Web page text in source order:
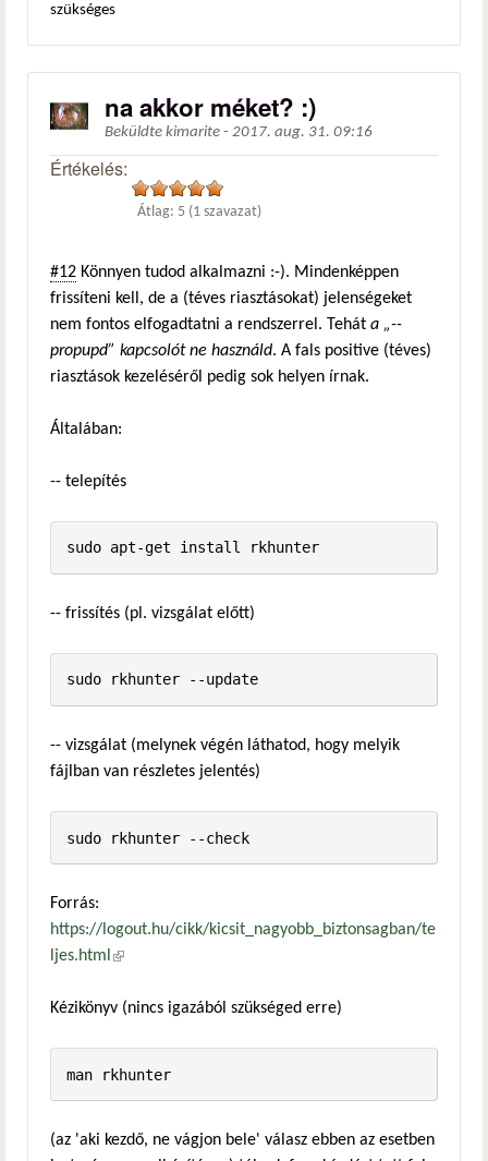
szükséges
na akkor méket? :)
Beküldte kimarite - 2017. aug. 31. 09:16
Értékelés:
Átlag: 5 (1 szavazat)
#12 Könnyen tudod alkalmazni :-). Mindenképpen
frissíteni kell, de a (téves riasztásokat) jelenségeket
nem fontos elfogadtatni a rendszerrel. Tehát a „--
propupd” kapcsolót ne használd. A fals positive (téves)
riasztások kezeléséről pedig sok helyen írnak.
Általában:
-- telepítés
sudo apt-get install rkhunter
-- frissítés (pl. vizsgálat előtt)
sudo rkhunter --update
-- vizsgálat (melynek végén láthatod, hogy melyik
fájlban van részletes jelentés)
sudo rkhunter --check
Forrás:
https://logout.hu/cikk/kicsit_nagyobb_biztonsagban/te
ljes.html (külső hivatkozás)
Kézikönyv (nincs igazából szükséged erre)
man rkhunter
(az 'aki kezdő, ne vágjon bele' válasz ebben az esetben